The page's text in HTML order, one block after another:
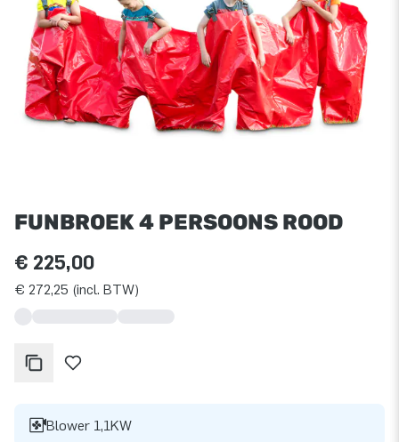
FUNBROEK 4 PERSOONS ROOD
€ 225,00
€ 272,25 (incl. BTW)
Blower 1,1KW